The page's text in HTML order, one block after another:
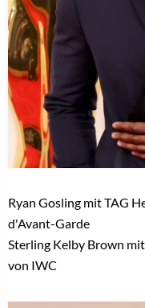
Ryan Gosling mit TAG
d'Avant-Garde
Sterling Kelby Brown
von IWC